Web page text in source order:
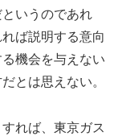
いうのであれ
ば説明する意向
機会を与えない
とは思えない。
れば、東京ガス